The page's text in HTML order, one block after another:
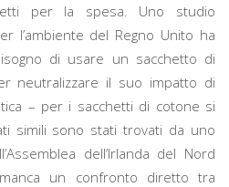
per la spesa. Uno studio
l’ambiente del Regno Unito ha
di usare un sacchetto di
neutralizzare il suo impatto di
– per i sacchetti di cotone si
simili sono stati trovati da uno
dell’Irlanda del Nord
un confronto diretto tra